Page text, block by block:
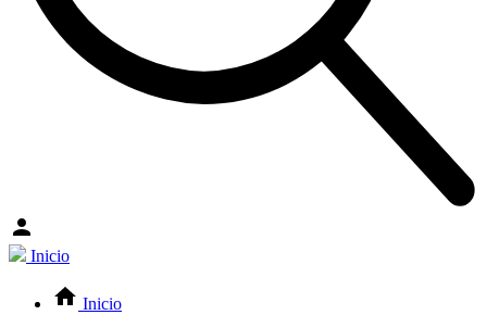
Inicio
Inicio